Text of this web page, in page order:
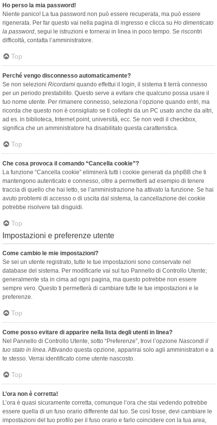
Ho perso la mia password!
Niente panico! La tua password non può essere recuperata, ma può essere
rigenerata. Per far questo vai nella pagina di ingresso e clicca su Ho dimenticato
la password, segui le istruzioni e tornerai in linea in poco tempo. Se riscontri
difficoltà, contatta l’amministratore.
Top
Perché vengo disconnesso automaticamente?
Se non selezioni Ricordami quando effettui il login, il sistema ti terrà connesso
per un periodo prestabilito. Questo serve a evitare che qualcuno possa usare il
tuo nome utente. Per rimanere connesso, seleziona l’opzione quando entri, ma
ricorda che questo non è consigliato se ti colleghi da un PC usato anche da altri,
ad es. in biblioteca, Internet point, università, ecc. Se non vedi il checkbox,
significa che un amministratore ha disabilitato questa caratteristica.
Top
Che cosa provoca il comando “Cancella cookie”?
La funzione “Cancella cookie” eliminerà tutti i cookie generati da phpBB che ti
mantengono autenticato e connesso, oltre a permetterti ad esempio di tenere
traccia di quello che hai letto, se l’amministrazione ha attivato la funzione. Se hai
avuto problemi di accesso o di uscita dal sistema, la cancellazione dei cookie
potrebbe risolvere tali disguidi.
Top
Impostazioni e preferenze utente
Come cambio le mie impostazioni?
Se sei un utente registrato, tutte le tue impostazioni sono conservate nel
database del sistema. Per modificarle vai sul tuo Pannello di Controllo Utente;
generalmente sta in cima ad ogni pagina, ma questo potrebbe non essere
sempre vero. Questo ti permetterà di cambiare tutte le tue impostazioni e le
preferenze.
Top
Come posso evitare di apparire nella lista degli utenti in linea?
Nel Pannello di Controllo Utente, sotto “Preferenze”, trovi l’opzione Nascondi il
tuo stato in linea. Attivando questa opzione, apparirai solo agli amministratori e a
te stesso. Verrai identificato come utente nascosto.
Top
L’ora non è corretta!
L’ora è quasi sicuramente corretta, comunque l’ora che stai vedendo potrebbe
essere quella di un fuso orario differente dal tuo. Se così fosse, devi cambiare le
impostazioni del tuo profilo per il fuso orario e farlo coincidere con la tua area,